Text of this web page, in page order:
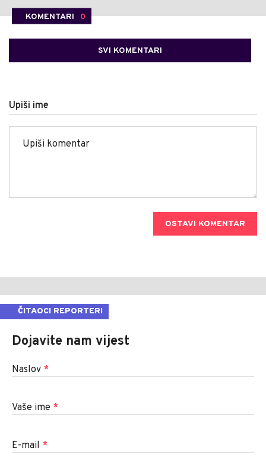
KOMENTARI 0
SVI KOMENTARI
Upiši ime
OSTAVI KOMENTAR
ČITAOCI REPORTERI
Dojavite nam vijest
Naslov *
Vaše ime *
E-mail *